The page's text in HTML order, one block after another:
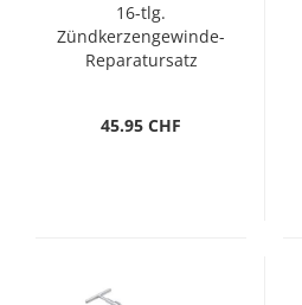
16-tlg.
Zündkerzengewinde-
Reparatursatz
45.95 CHF